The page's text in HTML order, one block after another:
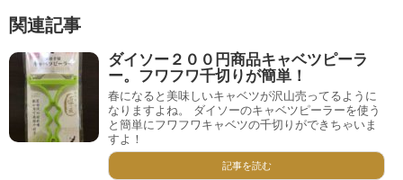
関連記事
ダイソー２００円商品キャベツピーラ
ー。フワフワ千切りが簡単！
春になると美味しいキャベツが沢山売ってるように
なりますよね。 ダイソーのキャベツピーラーを使う
と簡単にフワフワキャベツの千切りができちゃいま
すよ！
記事を読む